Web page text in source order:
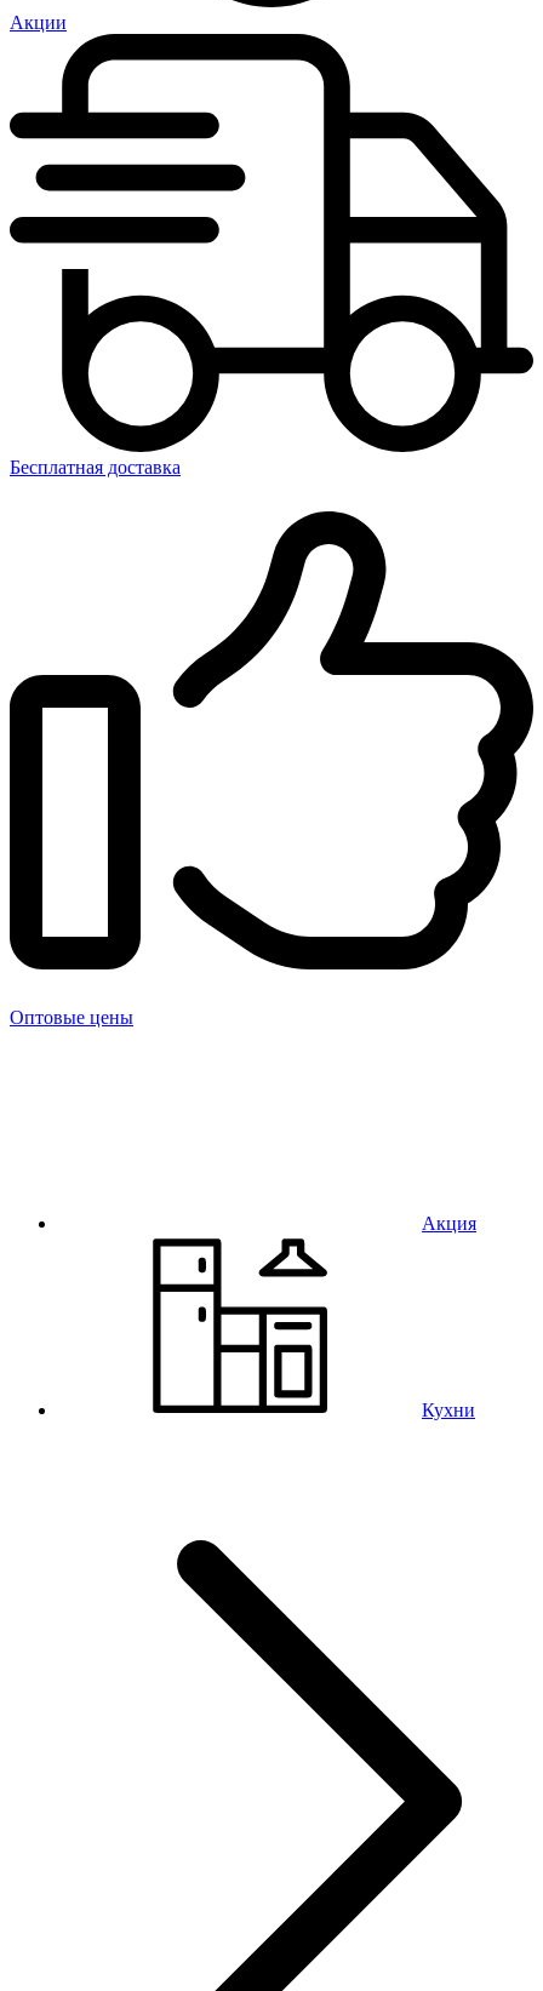
Акции
Бесплатная доставка
Оптовые цены
Акция
Кухни